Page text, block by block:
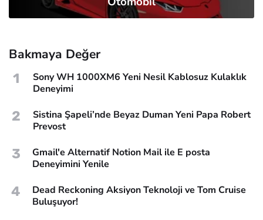
Bakmaya Değer
1
Sony WH 1000XM6 Yeni Nesil Kablosuz Kulaklık
Deneyimi
2
Sistina Şapeli’nde Beyaz Duman Yeni Papa Robert
Prevost
3
Gmail'e Alternatif Notion Mail ile E posta
Deneyimini Yenile
4
Dead Reckoning Aksiyon Teknoloji ve Tom Cruise
Buluşuyor!